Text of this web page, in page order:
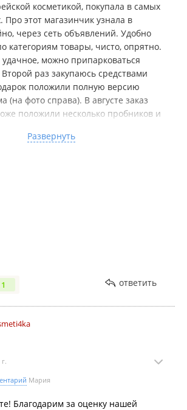
косметикой, покупала в самых
Про этот магазинчик узнала в
через сеть объявлений. Удобно
категориям товары, чисто, опрятно.
можно припарковаться
раз закупаюсь средствами
положили полную версию
(на фото справа). В августе заказ
положили несколько пробников и
на кассе. Рада, что нашла такой
Развернуть
1 ответить
Мария
Благодарим за оценку нашей